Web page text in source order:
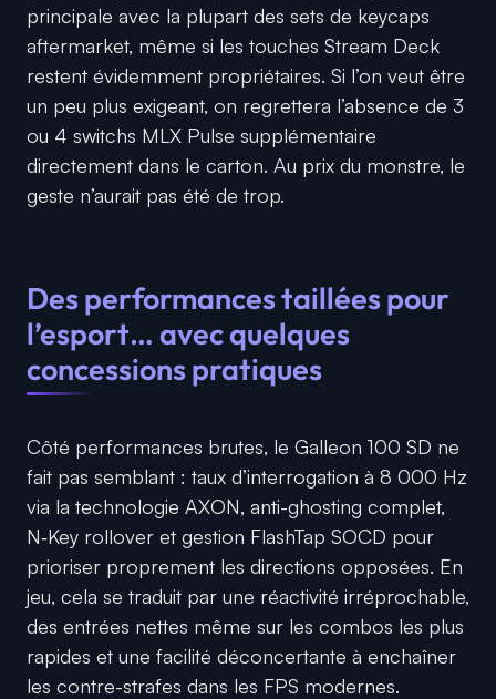
principale avec la plupart des sets de keycaps
aftermarket, même si les touches Stream Deck
restent évidemment propriétaires. Si l’on veut être
un peu plus exigeant, on regrettera l’absence de 3
ou 4 switchs MLX Pulse supplémentaire
directement dans le carton. Au prix du monstre, le
geste n’aurait pas été de trop.
Des performances taillées pour
l’esport… avec quelques
concessions pratiques
Côté performances brutes, le Galleon 100 SD ne
fait pas semblant : taux d’interrogation à 8 000 Hz
via la technologie AXON, anti-ghosting complet,
N‑Key rollover et gestion FlashTap SOCD pour
prioriser proprement les directions opposées. En
jeu, cela se traduit par une réactivité irréprochable,
des entrées nettes même sur les combos les plus
rapides et une facilité déconcertante à enchaîner
les contre-strafes dans les FPS modernes.